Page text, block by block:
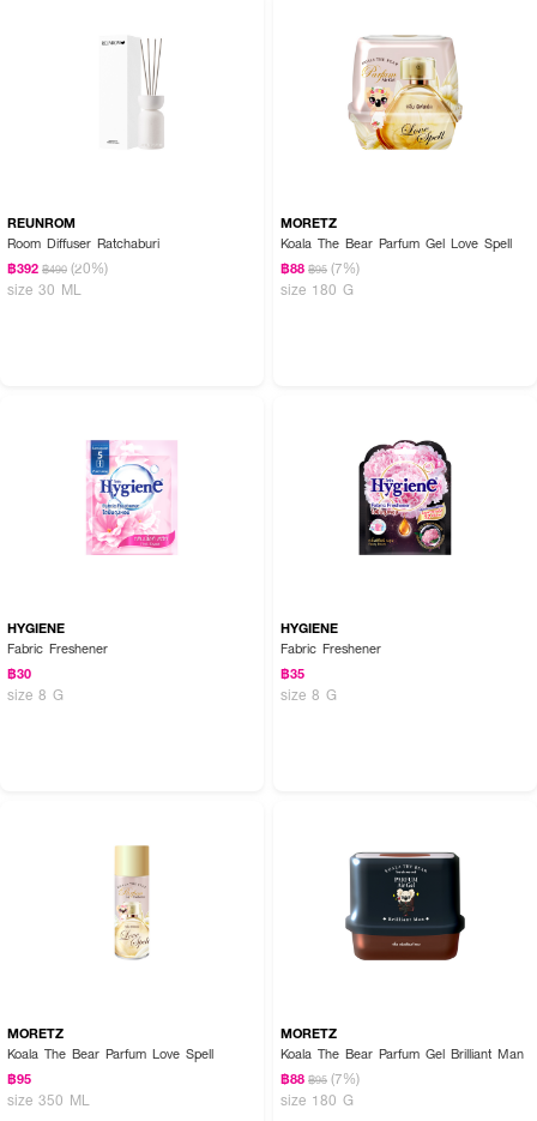
● ทั้งนี้ ความหอมและการระเหยของกลิ่นจะขึ้นอยู่กับสภาพอากาศ อุณหภูมิ และ
ขนาดพื้นที่ของห้องเป็นหลัก
PHENYLOXIRANE -2, CARBOXYLATE, DIPROPYLENE GLYCOL METHYL
ETHER ACETATE, ISOPARAFFINIC HYDROCARBON
● แนะนำให้เปลี่ยนก้านไม้หวายใหม่เมื่อสังเกตเห็นว่ามีฝุ่นละอองเกาะที่ก้านไม้เป็น
จำนวนมาก เพื่อไม่ให้ขัดขวางการกระจายกลิ่น
● ความยาวนานในการกระจายกลิ่นจะขึ้นอยู่กับจำนวนก้านไม้ที่ใช้ ขนาดของห้อง
สภาพอากาศ และอุณหภูมิโดยรอบ
● หากต้องการเปลี่ยนกลิ่นใหม่ ควรล้างทำความสะอาดขวดให้สะอาดหมดจดจนกว่า
กลิ่นเดิมจะหายไป ก่อนที่จะเติมกลิ่นใหม่ลงไป เพื่อประสิทธิภาพความหอมสูงสุด
● เพื่อช่วยยืดอายุการใช้งานของผลิตภัณฑ์ หากต้องเดินทางไปต่างจังหวัดหรือไม่
ได้อยู่ห้องเป็นเวลาหลายวัน แนะนำให้นำก้านไม้ออกจากขวดแล้วปิดฝาจุกให้สนิท
แนะนำให้ใส่ก้านไม้ประมาณ 3-4 ก้านเพื่อให้กลิ่นค่อยๆ กระจายตัว หากต้องการให้
กลิ่นหอมฟุ้งและแรงขึ้นสามารถเพิ่มจำนวนก้านไม้ได้ตามต้องการ ทั้งนี้ความหอมจะ
ยาวนานแตกต่างกันไปขึ้นอยู่กับจำนวนก้านที่ใส่ รวมถึงขนาดห้องและอุณหภูมิรอบ
● หากกลิ่นหอมเริ่มลดลงระหว่างวันควรทำอย่างไร? เมื่อใช้งานไปสักพักแล้วรู้สึก
กลิ่นเริ่มนิ่งหรือจางลง แนะนำให้กลับด้านก้านไม้หวาย (เอาด้านล่างขึ้นด้านบน) เพื่อ
เปิดรับความสดชื่นอบอุ่นอัพพลังบวกให้บ้านของคุณในทุกวัน 🧸💖 กลิ่นหอมฟุ้ง
อบอวล ชวนผ่อนคลาย มั่นใจได้ทุกยิ้ม
REUNROM
Room Diffuser Ratchaburi
฿392 ฿490 (20%)
size 30 ML
MORETZ
Koala The Bear Parfum Gel Love Spell
฿88 ฿95 (7%)
size 180 G
HYGIENE
Fabric Freshener
฿30
size 8 G
HYGIENE
Fabric Freshener
฿35
size 8 G
MORETZ
Koala The Bear Parfum Love Spell
฿95
size 350 ML
MORETZ
Koala The Bear Parfum Gel Brilliant Man
฿88 ฿95 (7%)
size 180 G